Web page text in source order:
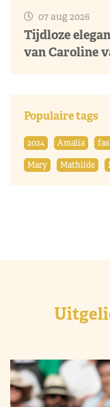
07 aug 2026
Tijdloze
van Caroline
Populaire tags
2024 Amalia
Mary
Mathilde